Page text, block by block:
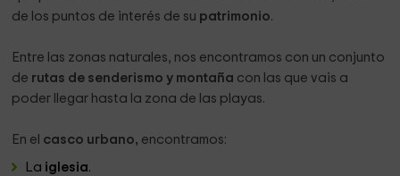
de los puntos de interés de su patrimonio.
Entre las zonas naturales, nos encontramos con un conjunto
de rutas de senderismo y montaña con las que vais a
poder llegar hasta la zona de las playas.
En el casco urbano, encontramos:
La iglesia.